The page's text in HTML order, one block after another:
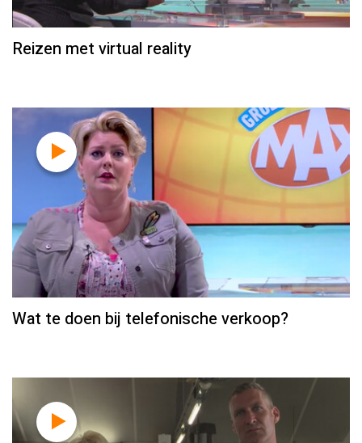
Reizen met virtual reality
Wat te doen bij telefonische verkoop?